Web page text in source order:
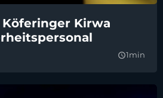
Kirwa
query_builder1min